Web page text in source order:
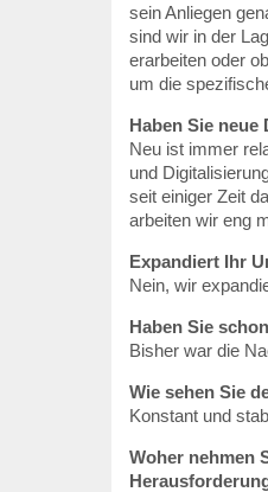
sein Anliegen
sind wir in der
erarbeiten oder
um die
Haben Sie
Neu ist immer
und
seit einiger Zeit
arbeiten wir eng
Expandiert Ihr
Nein, wir
Haben Sie
Bisher war die
Wie sehen Sie
Konstant und
Woher nehmen